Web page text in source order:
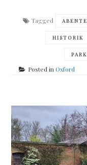
Tagged
HISTORIK
Posted inOxford